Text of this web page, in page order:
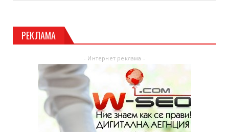
РЕКЛАМА
- Интернет реклама -